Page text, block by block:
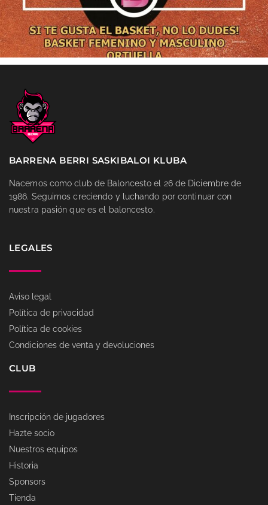
BARRENA BERRI SASKIBALOI KLUBA
Nacemos como club de Baloncesto el 26 de Diciembre de
1986. Seguimos creciendo y luchando por continuar con
nuestra pasión que es el baloncesto.
LEGALES
Aviso legal
Política de privacidad
Política de cookies
Condiciones de venta y devoluciones
CLUB
Inscripción de jugadores
Hazte socio
Nuestros equipos
Historia
Sponsors
Tienda